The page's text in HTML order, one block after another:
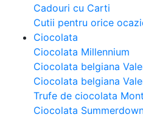
Cadouri cu Carti
Cutii pentru orice
Ciocolata
Ciocolata Millennium
Ciocolata belgiana
Ciocolata belgiana
Trufe de ciocolata
Ciocolata